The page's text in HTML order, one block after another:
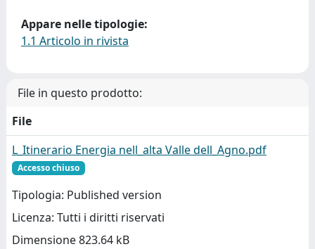
Appare nelle tipologie:
1.1 Articolo in rivista
File in questo prodotto:
File
L_Itinerario Energia nell_alta Valle dell_Agno.pdf
Accesso chiuso
Tipologia: Published version
Licenza: Tutti i diritti riservati
Dimensione 823.64 kB